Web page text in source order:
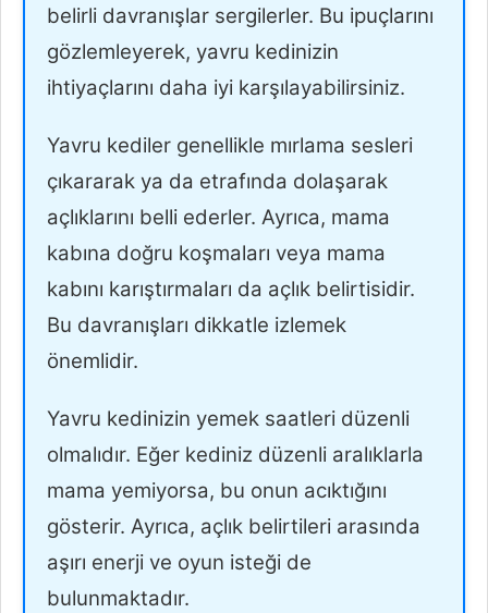
belirli davranışlar sergilerler. Bu ipuçlarını
gözlemleyerek, yavru kedinizin
ihtiyaçlarını daha iyi karşılayabilirsiniz.
Yavru kediler genellikle mırlama sesleri
çıkararak ya da etrafında dolaşarak
açlıklarını belli ederler. Ayrıca, mama
kabına doğru koşmaları veya mama
kabını karıştırmaları da açlık belirtisidir.
Bu davranışları dikkatle izlemek
önemlidir.
Yavru kedinizin yemek saatleri düzenli
olmalıdır. Eğer kediniz düzenli aralıklarla
mama yemiyorsa, bu onun acıktığını
gösterir. Ayrıca, açlık belirtileri arasında
aşırı enerji ve oyun isteği de
bulunmaktadır.